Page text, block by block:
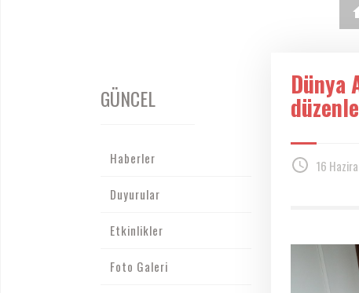
GÜNCEL
Haberler
Duyurular
Etkinlikler
Foto Galeri
Dünya
16